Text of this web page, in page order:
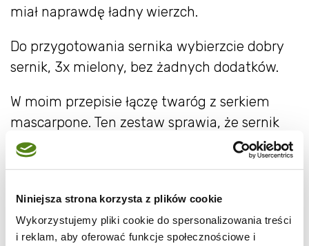
Niniejsza strona korzysta z plików cookie
Wykorzystujemy pliki cookie do spersonalizowania treści
i reklam, aby oferować funkcje społecznościowe i
miał naprawdę ładny wierzch.
Do przygotowania sernika wybierzcie dobry
sernik, 3x mielony, bez żadnych dodatków.
W moim przepisie łączę twaróg z serkiem
mascarpone. Ten zestaw sprawia, że sernik
jest wyjątkowo delikatny i kremowy.